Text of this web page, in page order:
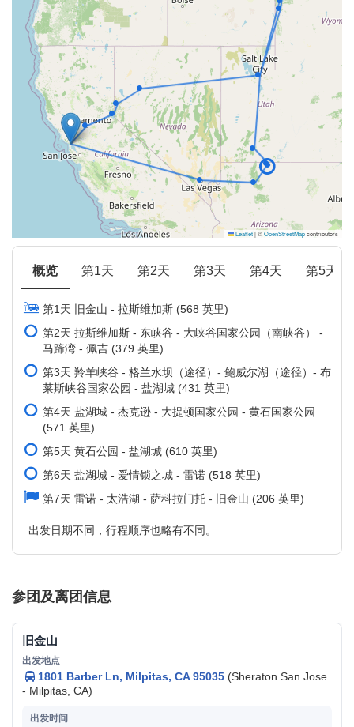
Leaflet|©OpenStreetMapcontributors
概览 第1天 第2天 第3天 第4天 第5天
第1天 旧金山 - 拉斯维加斯 (568 英里)
第2天 拉斯维加斯 - 东峡谷 - 大峡谷国家公园（南峡谷） -
马蹄湾 - 佩吉 (379 英里)
第3天 羚羊峡谷 - 格兰水坝（途径）- 鲍威尔湖（途径）- 布
莱斯峡谷国家公园 - 盐湖城 (431 英里)
第4天 盐湖城 - 杰克逊 - 大提顿国家公园 - 黄石国家公园
(571 英里)
第5天 黄石公园 - 盐湖城 (610 英里)
第6天 盐湖城 - 爱情锁之城 - 雷诺 (518 英里)
第7天 雷诺 - 太浩湖 - 萨科拉门托 - 旧金山 (206 英里)
出发日期不同，行程顺序也略有不同。
参团及离团信息
旧金山
1801 Barber Ln, Milpitas, CA 95035(Sheraton San Jose
- Milpitas, CA)